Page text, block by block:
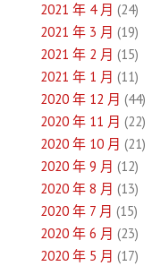
2021 年 4 月 (24)
2021 年 3 月 (19)
2021 年 2 月 (15)
2021 年 1 月 (11)
2020 年 12 月 (44)
2020 年 11 月 (22)
2020 年 10 月 (21)
2020 年 9 月 (12)
2020 年 8 月 (13)
2020 年 7 月 (15)
2020 年 6 月 (23)
2020 年 5 月 (17)